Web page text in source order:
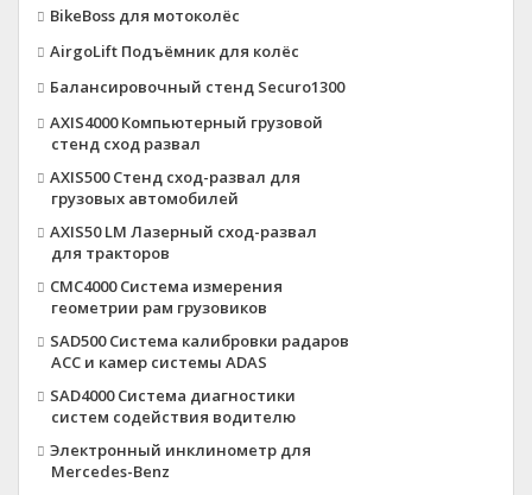
BikeBoss для мотоколёс
AirgoLift Подъёмник для колёс
Балансировочный стенд Securo1300
AXIS4000 Компьютерный грузовой
стенд сход развал
AXIS500 Стенд сход-развал для
грузовых автомобилей
AXIS50 LM Лазерный сход-развал
для тракторов
CMC4000 Система измерения
геометрии рам грузовиков
SAD500 Система калибровки радаров
ACC и камер системы ADAS
SAD4000 Система диагностики
систем содействия водителю
Электронный инклинометр для
Mercedes-Benz